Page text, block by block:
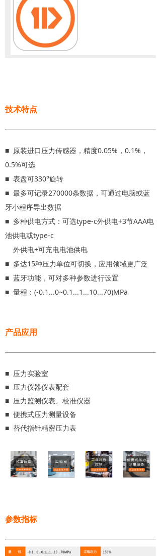
技术特点
■ 原装进口压力传感器，精度0.05%，0.1%，
0.5%可选
■ 表盘可330°旋转
■ 最多可记录270000条数据，可通过电脑或蓝
牙小程序导出数据
■ 多种供电方式：可选type-c外供电+3节AAA电
池供电或type-c
外供电+可充电电池供电
■ 多达15种压力单位可切换，应用领域更广泛
■ 蓝牙功能，可对多种参数进行设置
■ 量程：(-0.1...0~0.1...1...10...70)MPa
产品应用
■ 压力实验室
■ 压力仪器仪表配套
■ 压力监测仪表、校准仪器
■ 便携式压力测量设备
■ 替代指针精密压力表
参数指标